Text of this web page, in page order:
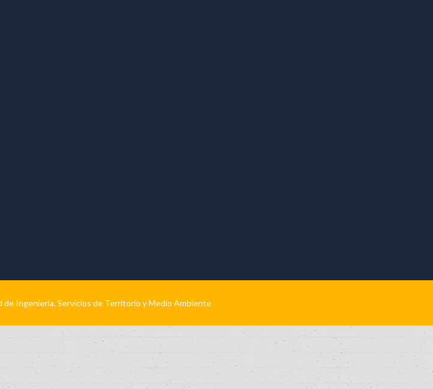
de Ingeniería, Servicios de Territorio y Medio Ambiente